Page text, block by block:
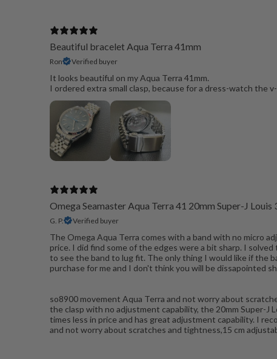
Beautiful bracelet Aqua Terra 41mm
Ron Verified buyer
It looks beautiful on my Aqua Terra 41mm.
I ordered extra small clasp, because for a dress-watch the
Omega Seamaster Aqua Terra 41 20mm Super-J Louis
G. P. Verified buyer
The Omega Aqua Terra comes with a band with no micro
price. I did find some of the edges were a bit sharp. I
to see the band to lug fit. The only thing I would like if the
purchase for me and I don't think you will be dissapointed
so8900 movement Aqua Terra and not worry about
the clasp with no adjustment capability, the 20mm Super-J
times less in price and has great adjustment capability. I
and not worry about scratches and tightness,15 cm